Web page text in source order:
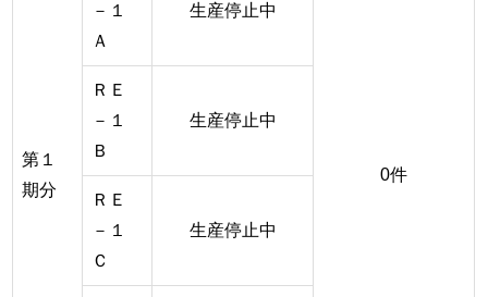
第１
期分
－１
Ａ
生産停止中
0件
ＲＥ
－１
Ｂ
生産停止中
ＲＥ
－１
Ｃ
生産停止中